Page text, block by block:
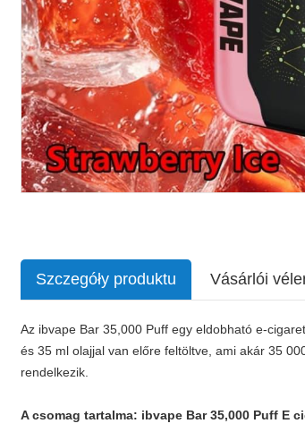
Szczegóły produktu Vásárlói
Az ibvape Bar 35,000 Puff egy eldobható e-
és 35 ml olajjal van előre feltöltve, ami akár 35
rendelkezik.
A csomag tartalma: ibvape Bar 35,000 Puff E